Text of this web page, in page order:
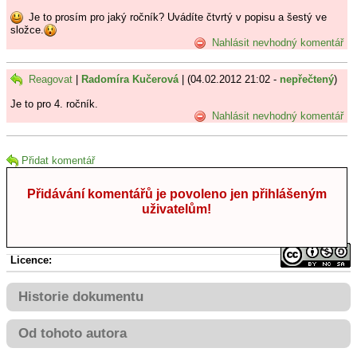
Je to prosím pro jaký ročník? Uvádíte čtvrtý v popisu a šestý ve
složce.
Nahlásit nevhodný komentář
Reagovat Radomíra Kučerová| (04.02.2012 21:02 - nepřečtený)
Je to pro 4. ročník.
Nahlásit nevhodný komentář
Přidat komentář
Přidávání komentářů je povoleno jen přihlášeným
uživatelům!
Licence:
Historie dokumentu
Od tohoto autora